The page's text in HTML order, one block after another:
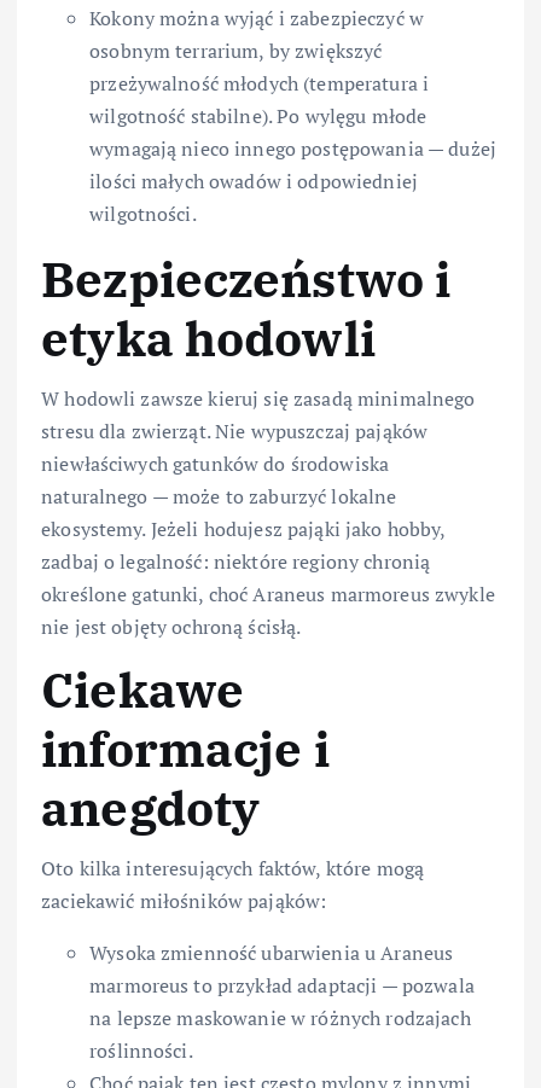
Kokony można wyjąć i zabezpieczyć w
osobnym terrarium, by zwiększyć
przeżywalność młodych (temperatura i
wilgotność stabilne). Po wylęgu młode
wymagają nieco innego postępowania — dużej
ilości małych owadów i odpowiedniej
wilgotności.
Bezpieczeństwo i
etyka hodowli
W hodowli zawsze kieruj się zasadą minimalnego
stresu dla zwierząt. Nie wypuszczaj pająków
niewłaściwych gatunków do środowiska
naturalnego — może to zaburzyć lokalne
ekosystemy. Jeżeli hodujesz pająki jako hobby,
zadbaj o legalność: niektóre regiony chronią
określone gatunki, choć Araneus marmoreus zwykle
nie jest objęty ochroną ścisłą.
Ciekawe
informacje i
anegdoty
Oto kilka interesujących faktów, które mogą
zaciekawić miłośników pająków:
Wysoka zmienność ubarwienia u Araneus
marmoreus to przykład adaptacji — pozwala
na lepsze maskowanie w różnych rodzajach
roślinności.